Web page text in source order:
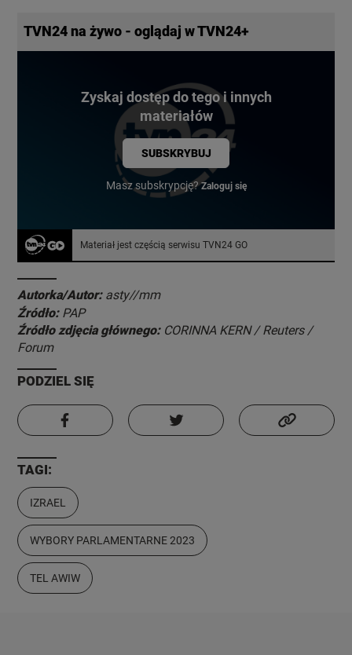
TVN24 na żywo - oglądaj w TVN24+
Zyskaj dostęp do tego i innych
materiałów
SUBSKRYBUJ
Masz subskrypcję? Zaloguj się
Materiał jest częścią serwisu TVN24 GO
Autorka/Autor: asty//mm
Źródło: PAP
Źródło zdjęcia głównego: CORINNA KERN / Reuters /
Forum
PODZIEL SIĘ
TAGI:
IZRAEL
WYBORY PARLAMENTARNE 2023
TEL AWIW